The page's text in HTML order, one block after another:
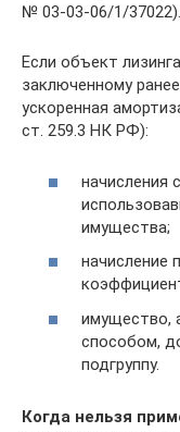
№ 03-03-06/1/37022).
Если объект
заключенному
ускоренная
ст. 259.3 НК РФ):
начисления
имущества;
начисление
имущество,
способом,
подгруппу.
Когда нельзя